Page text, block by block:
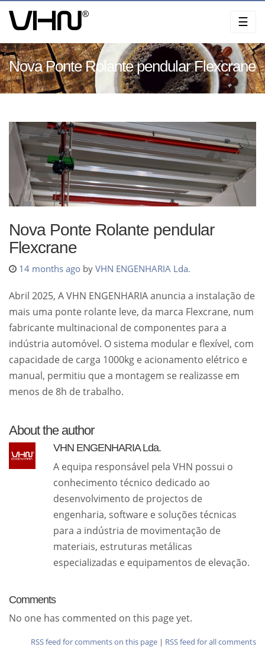
☰
Nova Ponte Rolante pendular Flexcrane
Nova Ponte Rolante pendular
Flexcrane
14 months ago by VHN ENGENHARIA Lda.
Abril 2025, A VHN ENGENHARIA anuncia a instalação de
mais uma ponte rolante leve, da marca Flexcrane, num
fabricante multinacional de componentes para a
indústria automóvel. O sistema modular e flexível, com
capacidade de carga 1000kg e acionamento elétrico e
manual, permitiu que a montagem se realizasse em
menos de 8h de trabalho.
About the author
VHN ENGENHARIA Lda.
A equipa responsável pela VHN possui o
conhecimento técnico dedicado ao
desenvolvimento de projectos de
engenharia, software e soluções técnicas
para a indústria de movimentação de
materiais, estruturas metálicas
especializadas e equipamentos de elevação.
Comments
No one has commented on this page yet.
RSS feed for comments on this page | RSS feed for all comments